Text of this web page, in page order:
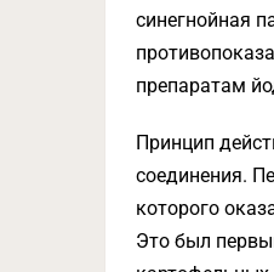
синегнойная
препаратам
Принцип
соединения.
которого
Это был